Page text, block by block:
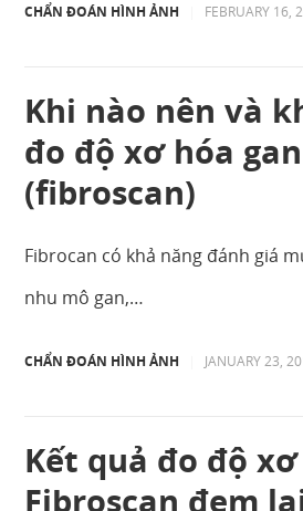
CHẨN ĐOÁN HÌNH ẢNH FEBRUARY 16,
Khi nào nên và
đo độ xơ hóa gan
(fibroscan)
Fibrocan có khả năng đánh giá
nhu mô gan,…
CHẨN ĐOÁN HÌNH ẢNH JANUARY 23,
Kết quả đo độ
Fibroscan đem